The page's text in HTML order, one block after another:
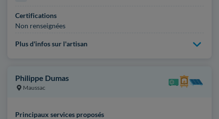
Certifications
Non renseignées
Plus d'infos sur l'artisan
Philippe Dumas
Maussac
Principaux services proposés